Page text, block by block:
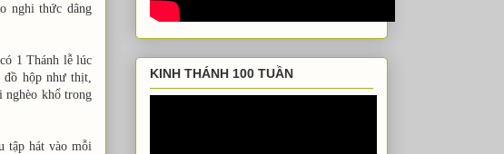
nghi thức dâng
1 Thánh lễ lúc
hộp như thịt,
nghèo khổ trong
tập hát vào mỗi
KINH THÁNH 100 TUẦN